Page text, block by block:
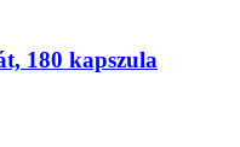
180 kapszula